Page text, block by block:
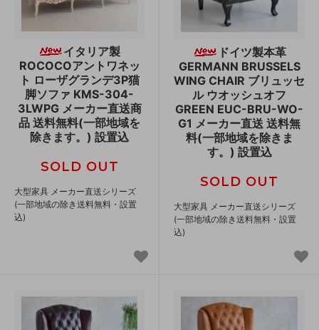
イタリア製
ROCOCOアントワネッ
ト ローザグランデ3P猫
脚ソファ KMS-304-
3LWPG メーカー直送商
品 送料無料(一部地域を
除きます。) 設置込
SOLD OUT
大型家具 メーカー直送シリーズ
(一部地域の除き送料無料・設置
込)
ドイツ製本革
GERMANN BRUSSELS
WING CHAIR ブリュッセ
ル ウオッシュオフ
GREEN EUC-BRU-WO-
G1 メーカー直送 送料無
料(一部地域を除きま
す。) 設置込
SOLD OUT
大型家具 メーカー直送シリーズ
(一部地域の除き送料無料・設置
込)